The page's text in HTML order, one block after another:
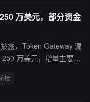
成为独立应用层结构，
制与限速策略等。Hyp
Token）适配器，可
商业模
万美元，部分资金
露，Token Gateway 漏
万美元，增量主要来
伪造跨链消息绕过 MMR
接